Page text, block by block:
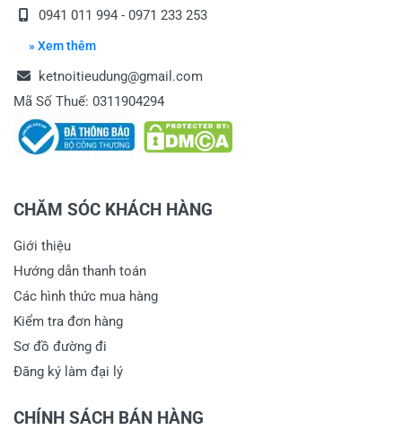
0941 011 994 - 0971 233 253
» Xem thêm
ketnoitieudung@gmail.com
Mã Số Thuế: 0311904294
CHĂM SÓC KHÁCH HÀNG
Giới thiệu
Hướng dẫn thanh toán
Các hình thức mua hàng
Kiểm tra đơn hàng
Sơ đồ đường đi
Đăng ký làm đại lý
CHÍNH SÁCH BÁN HÀNG